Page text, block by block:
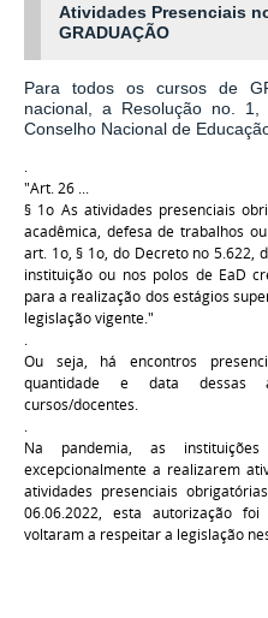
Atividades Presenciais
GRADUAÇÃO
Para todos os cursos de
nacional, a Resolução no.
Conselho Nacional de
.
"Art. 26 ...
§ 1o As atividades presenciais
acadêmica, defesa de trabalhos
art. 1o, § 1o, do Decreto no 5.622,
instituição ou nos polos de EaD
para a realização dos estágios
legislação vigente."
.
Ou seja, há encontros
quantidade e data dessas
cursos/docentes.
.
Na pandemia, as
excepcionalmente a realizarem
atividades presenciais
06.06.2022, esta autorização
voltaram a respeitar a legislação